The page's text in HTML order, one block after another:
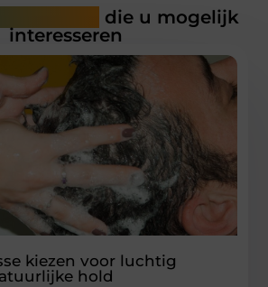
die u mogelijk
interesseren
kiezen voor luchtig
hold